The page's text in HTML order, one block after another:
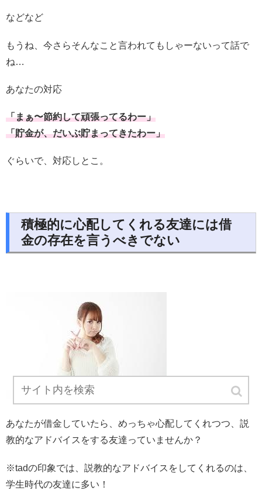
などなど
もうね、今さらそんなこと言われてもしゃーないって話で
ね…
あなたの対応
「まぁ〜節約して頑張ってるわー」
「貯金が、だいぶ貯まってきたわー」
ぐらいで、対応しとこ。
積極的に心配してくれる友達には借
金の存在を言うべきでない
あなたが借金していたら、めっちゃ心配してくれつつ、説
教的なアドバイスをする友達っていませんか？
※tadの印象では、説教的なアドバイスをしてくれるのは、
学生時代の友達に多い！